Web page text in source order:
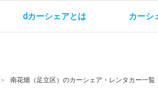
dカーシェアとは カーシ
南花畑（足立区）のカーシェア・レンタカー一覧